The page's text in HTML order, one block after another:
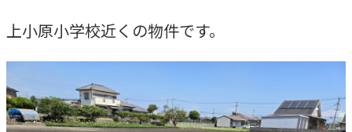
上小原小学校近くの物件です。